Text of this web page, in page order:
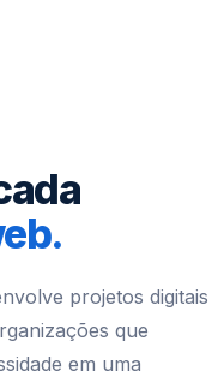
projetos digitais
que
em uma